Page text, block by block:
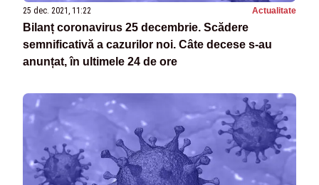
25 dec. 2021, 11:22 Actualitate
Bilanț coronavirus 25 decembrie. Scădere
semnificativă a cazurilor noi. Câte decese s-au
anunțat, în ultimele 24 de ore